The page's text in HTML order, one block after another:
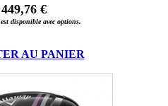
449,76 €
disponible avec options.
AU PANIER